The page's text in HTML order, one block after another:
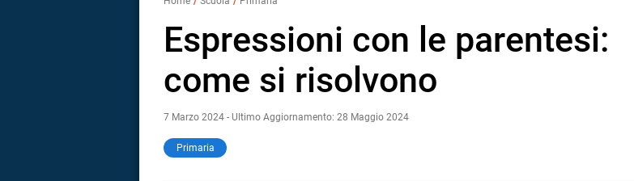
Espressioni con le parentesi:
come si risolvono
7 Marzo 2024 - Ultimo Aggiornamento: 28 Maggio 2024
Primaria